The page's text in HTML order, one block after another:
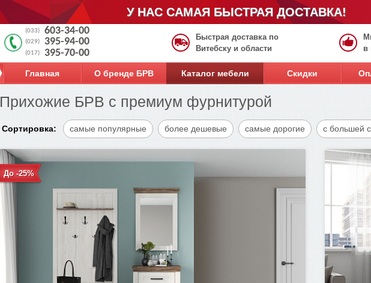
У НАС САМАЯ БЫСТРАЯ ДОСТАВКА!
(033) 603-34-00
(029) 395-94-00
(017) 395-70-00
Быстрая доставка по
Витебску и области
в
Главная О бренде БРВ Каталог мебели Скидки
Прихожие БРВ с премиум фурнитурой
Сортировка: самые популярные более дешевые самые дорогие с большей
До -25%